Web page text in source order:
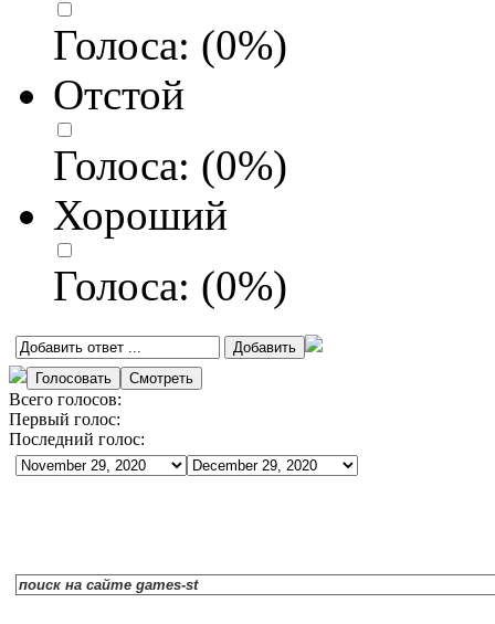
Голоса: (0%)
Отстой
Голоса: (0%)
Хороший
Голоса: (0%)
Всего голосов:
Первый голос:
Последний голос: